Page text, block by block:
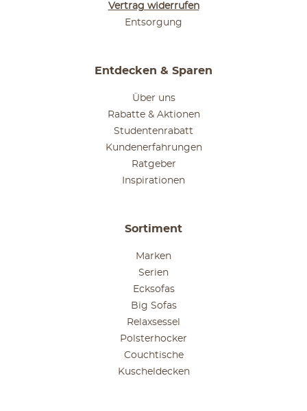
Vertrag widerrufen
Entsorgung
Entdecken & Sparen
Über uns
Rabatte & Aktionen
Studentenrabatt
Kundenerfahrungen
Ratgeber
Inspirationen
Sortiment
Marken
Serien
Ecksofas
Big Sofas
Relaxsessel
Polsterhocker
Couchtische
Kuscheldecken